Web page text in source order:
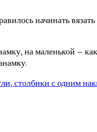
начинать вязать
на маленькой –
столбики с одним